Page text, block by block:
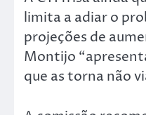
limita a adiar o
projeções de
Montijo
que as torna não